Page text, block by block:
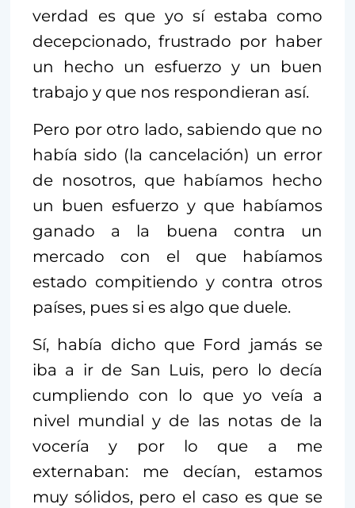
verdad es que yo sí estaba como
decepcionado, frustrado por haber
un hecho un esfuerzo y un buen
trabajo y que nos respondieran así.
Pero por otro lado, sabiendo que no
había sido (la cancelación) un error
de nosotros, que habíamos hecho
un buen esfuerzo y que habíamos
ganado a la buena contra un
mercado con el que habíamos
estado compitiendo y contra otros
países, pues si es algo que duele.
Sí, había dicho que Ford jamás se
iba a ir de San Luis, pero lo decía
cumpliendo con lo que yo veía a
nivel mundial y de las notas de la
vocería y por lo que a me
externaban: me decían, estamos
muy sólidos, pero el caso es que se